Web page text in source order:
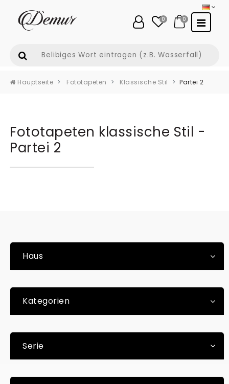
0 0
Hauptseite Fototapeten Klassische Stil Partei 2
Fototapeten klassische Stil -
Partei 2
Haus
Kategorien
Serie